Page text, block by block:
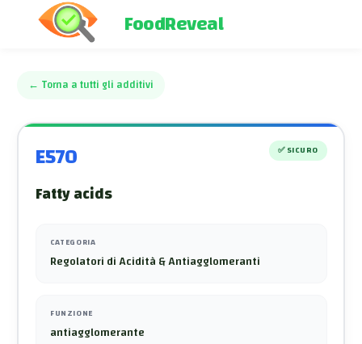
FoodReveal
← Torna a tutti gli additivi
E570 ✅SICURO
Fatty acids
CATEGORIA
Regolatori di Acidità & Antiagglomeranti
FUNZIONE
antiagglomerante